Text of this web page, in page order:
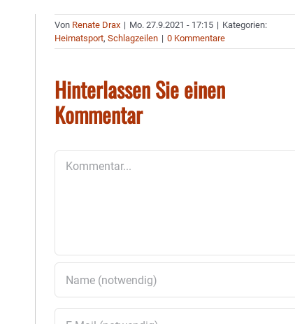
Von Renate Drax | Mo. 27.9.2021 - 17:15 | Kategorien:
Heimatsport,Schlagzeilen | 0 Kommentare
Hinterlassen Sie einen
Kommentar